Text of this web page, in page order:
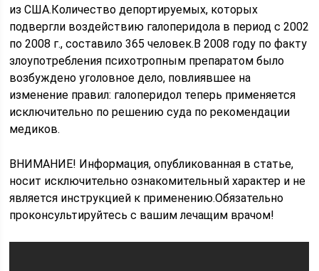
из США.Количество депортируемых, которых
подвергли воздействию галоперидола в период с 2002
по 2008 г., составило 365 человек.В 2008 году по факту
злоупотребления психотропным препаратом было
возбуждено уголовное дело, повлиявшее на
изменение правил: галоперидол теперь применяется
исключительно по решению суда по рекомендации
медиков.
ВНИМАНИЕ! Информация, опубликованная в статье,
носит исключительно ознакомительный характер и не
является инструкцией к применению.Обязательно
проконсультируйтесь с вашим лечащим врачом!